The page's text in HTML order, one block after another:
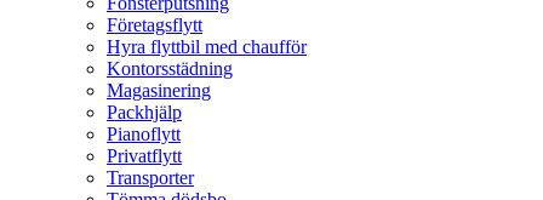
Företagsflytt
Hyra flyttbil med chaufför
Kontorsstädning
Magasinering
Packhjälp
Pianoflytt
Privatflytt
Transporter